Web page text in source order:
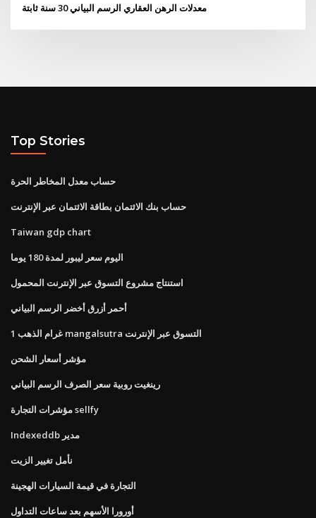
معدلات الرهن العقاري الرسم البياني 30 سنة ثابتة
Top Stories
حساب معدل المخاطر الحرة
حساب بنك الائتمان بطاقة الائتمان عبر الإنترنت
Taiwan gdp chart
اليوم سعر ليبور لمدة 180 يوما
استنتاج مشروع التسوق عبر الإنترنت المحمول
أحمر أزرق أخضر الرسم البياني
1 غرام الذهب mangalsutra التسوق عبر الإنترنت
مؤشر أسعار الشحن
رينغيت روبية سعر الصرف الرسم البياني
مؤشرات التجارة sellfy
Indexeddb مدير
نأمل تغيير الزيت
التجارة في قيمة السيارات الهجينة
أورورا الأسهم بعد ساعات التداول